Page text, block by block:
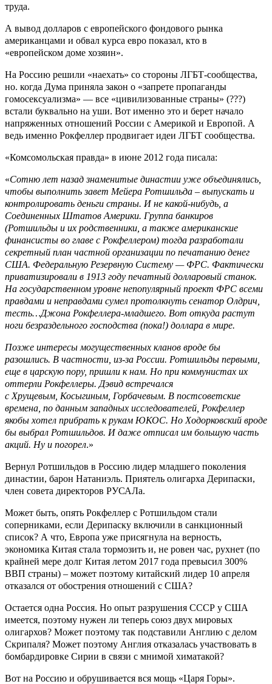
труда.
А вывод долларов с европейского фондового рынка
американцами и обвал курса евро показал, кто в
«европейском доме хозяин».
На Россию решили «наехать» со стороны ЛГБТ-сообщества,
но. когда Дума приняла закон о «запрете пропаганды
гомосексуализма» — все «цивилизованные страны» (???)
встали буквально на уши. Вот именно это и берет начало
напряженных отношений России с Америкой и Европой. А
ведь именно Рокфеллер продвигает идеи ЛГБТ сообщества.
«Комсомольская правда» в июне 2012 года писала:
«Сотню лет назад знаменитые династии уже объединялись,
чтобы выполнить завет Мейера Ротшильда – выпускать и
контролировать деньги страны. И не какой-нибудь, а
Соединенных Штатов Америки. Группа банкиров
(Ротшильды и их родственники, а также американские
финансисты во главе с Рокфеллером) тогда разработали
секретный план частной организации по печатанию денег
США. Федеральную Резервную Систему — ФРС. Фактически
приватизировали в 1913 году печатный долларовый станок.
На государственном уровне непопулярный проект ФРС всеми
правдами и неправдами сумел протолкнуть сенатор Олдрич,
тесть…Джона Рокфеллера-младшего. Вот откуда растут
ноги безраздельного господства (пока!) доллара в мире.
Позже интересы могущественных кланов вроде бы
разошлись. В частности, из-за России. Ротшильды первыми,
еще в царскую пору, пришли к нам. Но при коммунистах их
оттерли Рокфеллеры. Дэвид встречался
с Хрущевым, Косыгиным, Горбачевым. В постсоветские
времена, по данным западных исследователей, Рокфеллер
якобы хотел прибрать к рукам ЮКОС. Но Ходорковский вроде
бы выбрал Ротшильдов. И даже отписал им большую часть
акций. Ну и погорел.»
Вернул Ротшильдов в Россию лидер младшего поколения
династии, барон Натаниэль. Приятель олигарха Дерипаски,
член совета директоров РУСАЛа.
Может быть, опять Рокфеллер с Ротшильдом стали
соперниками, если Дерипаску включили в санкционный
список? А что, Европа уже присягнула на верность,
экономика Китая стала тормозить и, не ровен час, рухнет (по
крайней мере долг Китая летом 2017 года превысил 300%
ВВП страны) – может поэтому китайский лидер 10 апреля
отказался от обострения отношений с США?
Остается одна Россия. Но опыт разрушения СССР у США
имеется, поэтому нужен ли теперь союз двух мировых
олигархов? Может поэтому так подставили Англию с делом
Скрипаля? Может поэтому Англия отказалась участвовать в
бомбардировке Сирии в связи с мнимой химатакой?
Вот на Россию и обрушивается вся мощь «Царя Горы».